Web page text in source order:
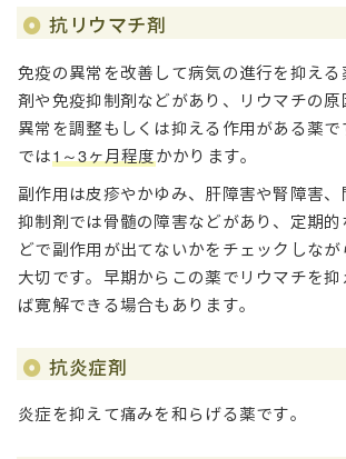
抗リウマチ剤
免疫の異常を改善して病気の進行を抑え
剤や免疫抑制剤などがあり、リウマチの
異常を調整もしくは抑える作用がある薬
では1～3ヶ月程度かかります。
副作用は皮疹やかゆみ、肝障害や腎障害
抑制剤では骨髄の障害などがあり、定期
どで副作用が出てないかをチェックしな
大切です。早期からこの薬でリウマチを
ば寛解できる場合もあります。
抗炎症剤
炎症を抑えて痛みを和らげる薬です。